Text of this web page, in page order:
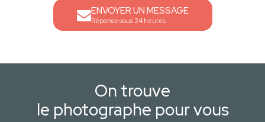
ENVOYER UN MESSAGE
Réponse sous 24 heures
On trouve
le photographe pour vous